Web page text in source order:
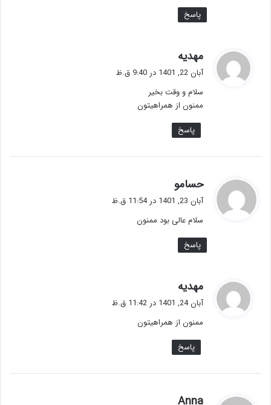
پاسخ
مهدیه
:
آبان 22, 1401 در 9:40 ق.ظ
سلام و وقت بخیر
ممنون از همراهیتون
پاسخ
حسامو
ف
:
آبان 23, 1401 در 11:54 ق.ظ
سلام عالی بود ممنون
پاسخ
مهدیه
:
آبان 24, 1401 در 11:42 ق.ظ
ممنون از همراهیتون
پاسخ
Anna